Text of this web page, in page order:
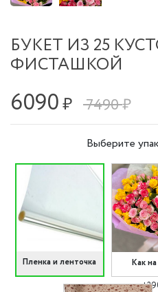
БУКЕТ ИЗ 25
ФИСТАШКОЙ
6090₽ 7490 ₽
Выберите
Пленка и ленточка
Как